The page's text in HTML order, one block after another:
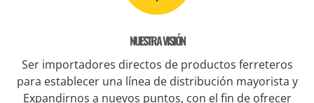
NUESTRA VISIÓN
Ser importadores directos de productos ferreteros
para establecer una línea de distribución mayorista y
Expandirnos a nuevos puntos, con el fin de ofrecer